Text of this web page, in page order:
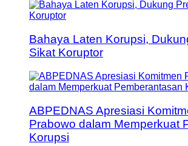
Bahaya Laten Korupsi,
Sikat Koruptor
ABPEDNAS Apresiasi
Prabowo dalam Memperkuat
Korupsi